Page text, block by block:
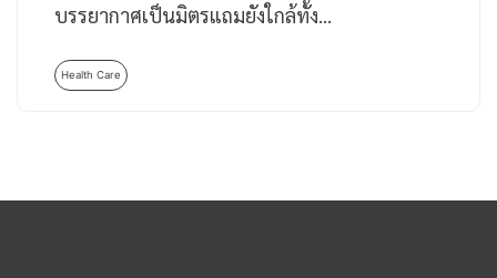
บรรยากาศเป็นมิตรแถมยังใกล้ทั้ง…
Health Care